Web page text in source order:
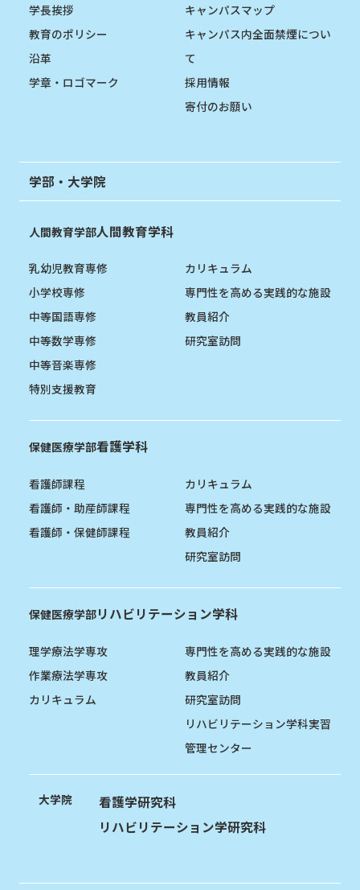
学長挨拶
教育のポリシー
沿革
学章・ロゴマーク
キャンパスマップ
キャンパス内全面禁煙につい
て
採用情報
寄付のお願い
学部・大学院
人間教育学部人間教育学科
乳幼児教育専修
小学校専修
中等国語専修
中等数学専修
中等音楽専修
特別支援教育
カリキュラム
専門性を高める実践的な施設
教員紹介
研究室訪問
保健医療学部看護学科
看護師課程
看護師・助産師課程
看護師・保健師課程
カリキュラム
専門性を高める実践的な施設
教員紹介
研究室訪問
保健医療学部リハビリテーション学科
理学療法学専攻
作業療法学専攻
カリキュラム
専門性を高める実践的な施設
教員紹介
研究室訪問
リハビリテーション学科実習
管理センター
大学院
看護学研究科
リハビリテーション学研究科